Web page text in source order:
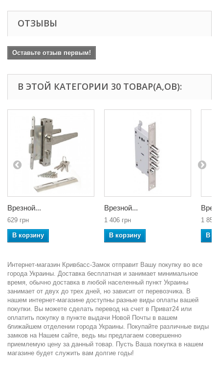
ОТЗЫВЫ
Оставьте отзыв первым!
В ЭТОЙ КАТЕГОРИИ 30 ТОВАР(А,ОВ):
Врезной...
629 грн
В корзину
Врезной...
1 406 грн
В корзину
1 850
В
Интернет-магазин Кривбасс-Замок отправит Вашу покупку во все
города Украины. Доставка бесплатная и занимает минимальное
время, обычно доставка в любой населенный пункт Украины
занимает от двух до трех дней, но зависит от перевозчика. В
нашем интернет-магазине доступны разные виды оплаты вашей
покупки. Вы можете сделать перевод на счет в Приват24 или
оплатить покупку в пункте выдачи Новой Почты в вашем
ближайшем отделении города Украины. Покупайте различные виды
замков на Нашем сайте, ведь мы предлагаем совершенно
приемлемую цену за данный товар. Пусть Ваша покупка в нашем
магазине будет служить вам долгие годы!